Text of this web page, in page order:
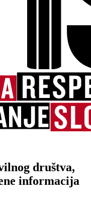
društva,
informacija